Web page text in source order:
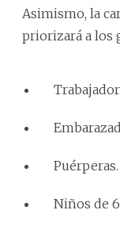
Asimismo, la
priorizará a los
Puérperas.
Niños de 6